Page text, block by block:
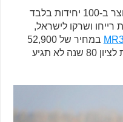
הרייחו MR300 בגרסת 80 שנים ייוצר ב-100 יחידות בלבד
רייחו ושרקו לישראל,
במחיר של 52,900
ש"ח, כפי שנראה, הגרסה המיוחדת לציון 80 שנה לא תגיע